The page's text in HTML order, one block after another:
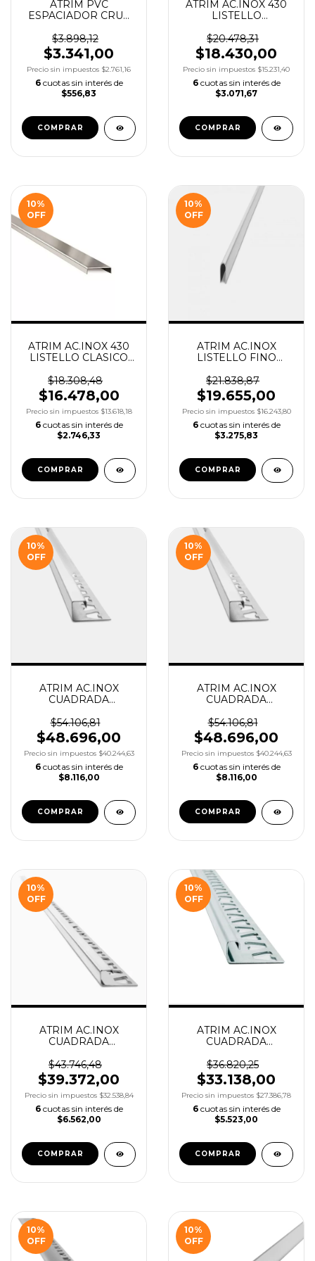
ATRIM PVC
ESPACIADOR CRUZ
COD.5215
$3.898,12
$3.341,00
Precio sin impuestos $2.761,16
6 cuotas sin interés de
$556,83
ATRIM AC.INOX 430
LISTELLO
BRILLANTE 10X30
X2.2M COD.430/03
$20.478,31
$18.430,00
Precio sin impuestos $15.231,40
6 cuotas sin interés de
$3.071,67
10%
OFF
ATRIM AC.INOX 430
LISTELLO CLASICO
X2.2M COD.430/02
$18.308,48
$16.478,00
Precio sin impuestos $13.618,18
6 cuotas sin interés de
$2.746,33
10%
OFF
ATRIM AC.INOX
LISTELLO FINO
COD.1632
$21.838,87
$19.655,00
Precio sin impuestos $16.243,80
6 cuotas sin interés de
$3.275,83
10%
OFF
ATRIM AC.INOX
CUADRADA
12X12MM X2.50M
COD.1812
$54.106,81
$48.696,00
Precio sin impuestos $40.244,63
6 cuotas sin interés de
$8.116,00
10%
OFF
ATRIM AC.INOX
CUADRADA
X2.50M COD.1812
$54.106,81
$48.696,00
Precio sin impuestos $40.244,63
6 cuotas sin interés de
$8.116,00
10%
OFF
ATRIM AC.INOX
CUADRADA
X2.50M COD.1810
$43.746,48
$39.372,00
Precio sin impuestos $32.538,84
6 cuotas sin interés de
$6.562,00
10%
OFF
ATRIM AC.INOX
CUADRADA
X2.50M COD.1604
$36.820,25
$33.138,00
Precio sin impuestos $27.386,78
6 cuotas sin interés de
$5.523,00
10%
OFF
10%
OFF